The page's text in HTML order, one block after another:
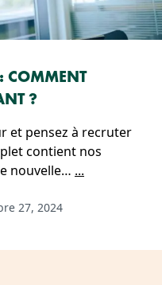
COMMENT
?
et pensez à recruter
contient nos
nouvelle… ...
27, 2024